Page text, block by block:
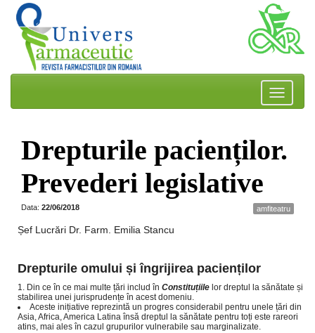
Drepturile pacienților.
Prevederi legislative
Data: 22/06/2018 amfiteatru
Șef Lucrări Dr. Farm. Emilia Stancu
Drepturile omului și îngrijirea pacienților
Din ce în ce mai multe țări includ în Constituțiile lor dreptul la sănătate și
stabilirea unei jurisprudențe în acest domeniu.
Aceste inițiative reprezintă un progres considerabil pentru unele țări din
Asia, Africa, America Latina însă dreptul la sănătate pentru toți este rareori
atins, mai ales în cazul grupurilor vulnerabile sau marginalizate.